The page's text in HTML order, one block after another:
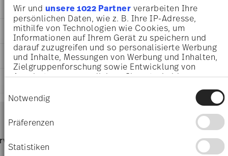
Wir und unsere 1022 Partnerverarbeiten Ihre
persönlichen Daten, wie z. B. Ihre IP-Adresse,
mithilfe von Technologien wie Cookies, um
Informationen auf Ihrem Gerät zu speichern und
darauf zuzugreifen und so personalisierte Werbung
und Inhalte, Messungen von Werbung und Inhalten,
Zielgruppenforschung sowie Entwicklung von
Angeboten zu ermöglichen. Sie entscheiden
Sie können Ihre Einwilligung jederzeit über die
Cookie-Erklärung oder durch Klicken auf das
Privacy Trigger Symbol ändern oder widerrufen
Informationen über Ihre geografische Lage
Notwendig
Präferenzen
Statistiken
DETAILS
Rosenthal
Do not litter
Do not litter
Porcelain
14146-100102-29428
4012434684578
DIMENSIONS
13,50 cm
12,40 cm
7,60 cm
CARE AND SAFETY INFORMATION
SHIPPING AND RETURNS
shipping
Free
orders